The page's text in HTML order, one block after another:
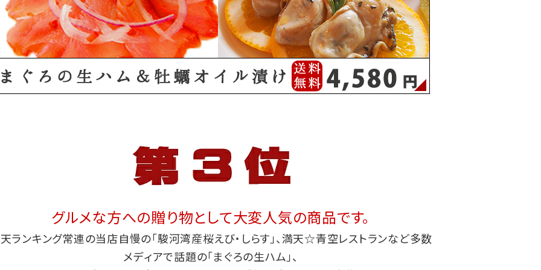
グルメな方への贈り物として大変人気の商品です。
ランキング常連の当店自慢の「駿河湾産桜えび・しらす」、満天☆青空レストランなど多数
メディアで話題の「まぐろの生ハム」、